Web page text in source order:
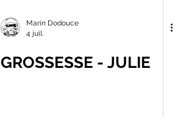
Marin Dodouce
4 juil.
GROSSESSE - JULIE